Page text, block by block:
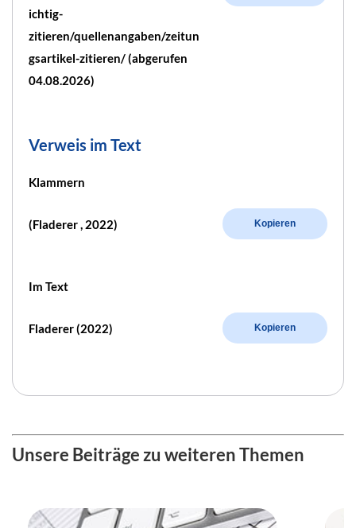
ichtig-
zitieren/quellenangaben/zeitun
gsartikel-zitieren/ (abgerufen
04.08.2026)
Verweis im Text
Klammern
(Fladerer , 2022) Kopieren
Im Text
Fladerer (2022) Kopieren
Unsere Beiträge zu weiteren Themen